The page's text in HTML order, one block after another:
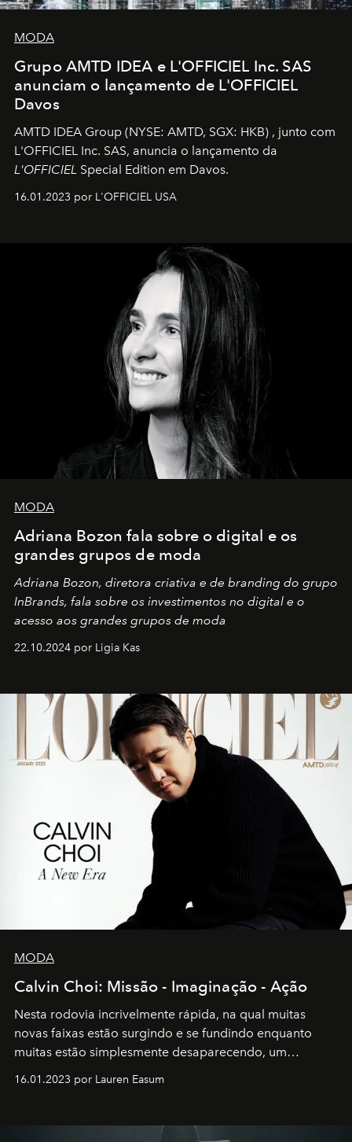
MODA
Grupo AMTD IDEA e L'OFFICIEL Inc. SAS
anunciam o lançamento de L'OFFICIEL
Davos
AMTD IDEA Group (NYSE: AMTD, SGX: HKB) , junto com
L'OFFICIEL Inc. SAS, anuncia o lançamento da
L'OFFICIEL Special Edition em Davos.
16.01.2023 por L'OFFICIEL USA
MODA
Adriana Bozon fala sobre o digital e os
grandes grupos de moda
Adriana Bozon, diretora criativa e de branding do grupo
InBrands, fala sobre os investimentos no digital e o
acesso aos grandes grupos de moda
22.10.2024 por Ligia Kas
MODA
Calvin Choi: Missão - Imaginação - Ação
Nesta rodovia incrivelmente rápida, na qual muitas
novas faixas estão surgindo e se fundindo enquanto
muitas estão simplesmente desaparecendo, um
transportador AMTD abrindo caminho para muitos
por propósitos, com um claro senso de missão na vida e
16.01.2023 por Lauren Easum